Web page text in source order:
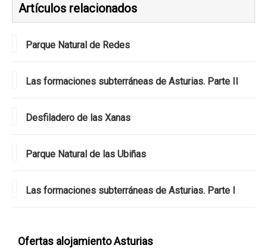
Artículos relacionados
Parque Natural de Redes
Las formaciones subterráneas de Asturias. Parte II
Desfiladero de las Xanas
Parque Natural de las Ubiñas
Las formaciones subterráneas de Asturias. Parte I
Ofertas alojamiento Asturias